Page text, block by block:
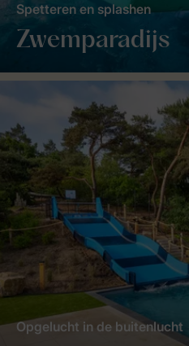
Zwemparadijs
Spetteren en splashen
Opgelucht in de buitenlucht